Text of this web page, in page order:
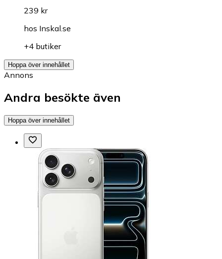
239 kr
hos Inskal.se
+4 butiker
Hoppa över innehållet
Annons
Andra besökte även
Hoppa över innehållet